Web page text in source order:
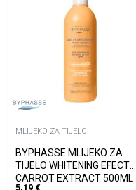
MLIJEKO ZA TIJELO
BYPHASSE MLIJEKO ZA
TIJELO WHITENING EFECT
CARROT EXTRACT 500ML
5,19 €